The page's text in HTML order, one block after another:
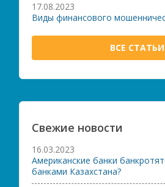
17.08.2023
Виды финансового
ВСЕ СТАТЬИ
Свежие новости
16.03.2023
Американские банки
банками Казахстана?